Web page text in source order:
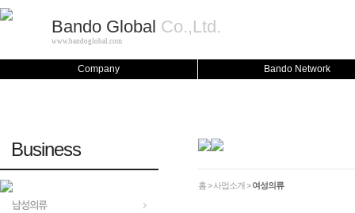
Bando Global Co.,Ltd.
www.bandoglobal.com
Company Bando Network
Business
홈 > 사업소개 >여성의류